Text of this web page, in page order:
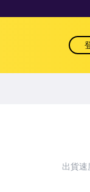
出貨速